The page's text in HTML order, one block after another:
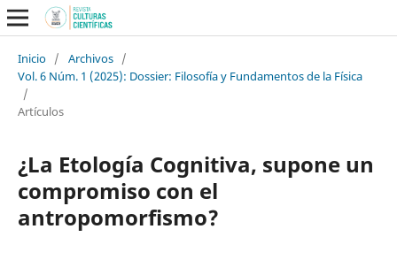
Inicio / Archivos /
Vol. 6 Núm. 1 (2025): Dossier: Filosofía y Fundamentos de la Física
/
Artículos
¿La Etología Cognitiva, supone un
compromiso con el
antropomorfismo?